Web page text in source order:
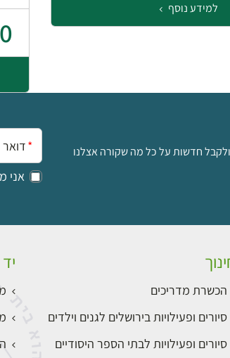
למידע נוסף
חדשות על כל מה שקורה אצלנו
אימייל:
אני
הכשרת מדריכים
סיורים ופעילויות בירושלים לגנים וילדים
סיורים ופעילויות לבתי הספר היסודיים